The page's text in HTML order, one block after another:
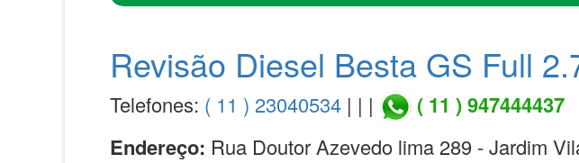
Revisão Diesel Besta GS Full
Telefones: ( 11 ) 23040534 | | |
( 11 ) 947444437
Endereço: Rua Doutor Azevedo lima 289 - Jardim